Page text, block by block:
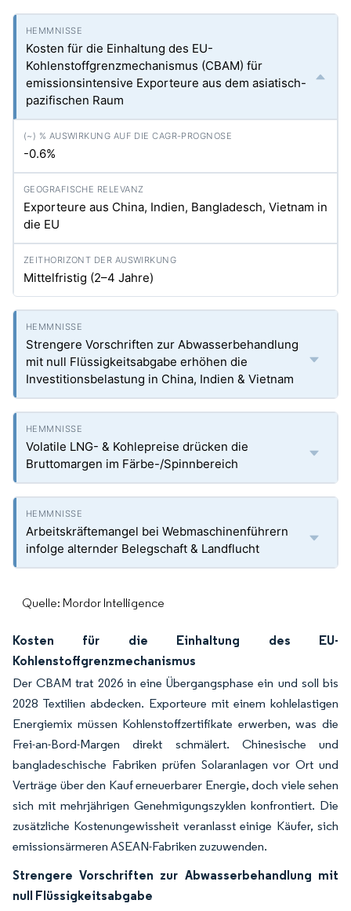
Kosten für die Einhaltung des EU-
Kohlenstoffgrenzmechanismus (CBAM) für
emissionsintensive Exporteure aus dem asiatisch-
pazifischen Raum
-0.6%
Exporteure aus China, Indien, Bangladesch, Vietnam in
die EU
Mittelfristig (2–4 Jahre)
Strengere Vorschriften zur Abwasserbehandlung
mit null Flüssigkeitsabgabe erhöhen die
Investitionsbelastung in China, Indien & Vietnam
Volatile LNG- & Kohlepreise drücken die
Bruttomargen im Färbe-/Spinnbereich
Arbeitskräftemangel bei Webmaschinenführern
infolge alternder Belegschaft & Landflucht
Quelle: Mordor Intelligence
Kosten für die Einhaltung des EU-
Kohlenstoffgrenzmechanismus
Der CBAM trat 2026 in eine Übergangsphase ein und soll bis
2028 Textilien abdecken. Exporteure mit einem kohlelastigen
Energiemix müssen Kohlenstoffzertifikate erwerben, was die
Frei-an-Bord-Margen direkt schmälert. Chinesische und
bangladeschische Fabriken prüfen Solaranlagen vor Ort und
Verträge über den Kauf erneuerbarer Energie, doch viele sehen
sich mit mehrjährigen Genehmigungszyklen konfrontiert. Die
zusätzliche Kostenungewissheit veranlasst einige Käufer, sich
emissionsärmeren ASEAN-Fabriken zuzuwenden.
Strengere Vorschriften zur Abwasserbehandlung mit
null Flüssigkeitsabgabe